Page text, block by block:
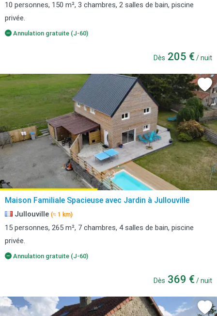
10 personnes, 150 m², 3 chambres, 2 salles de bain, piscine
privée.
Annulation gratuite (J-60)
Dès 205 € / nuit
Maison Familiale Spacieuse avec Jardin à Jullouville
Jullouville (≈ 1 km)
15 personnes, 265 m², 7 chambres, 4 salles de bain, piscine
privée.
Annulation gratuite (J-60)
Dès 369 € / nuit